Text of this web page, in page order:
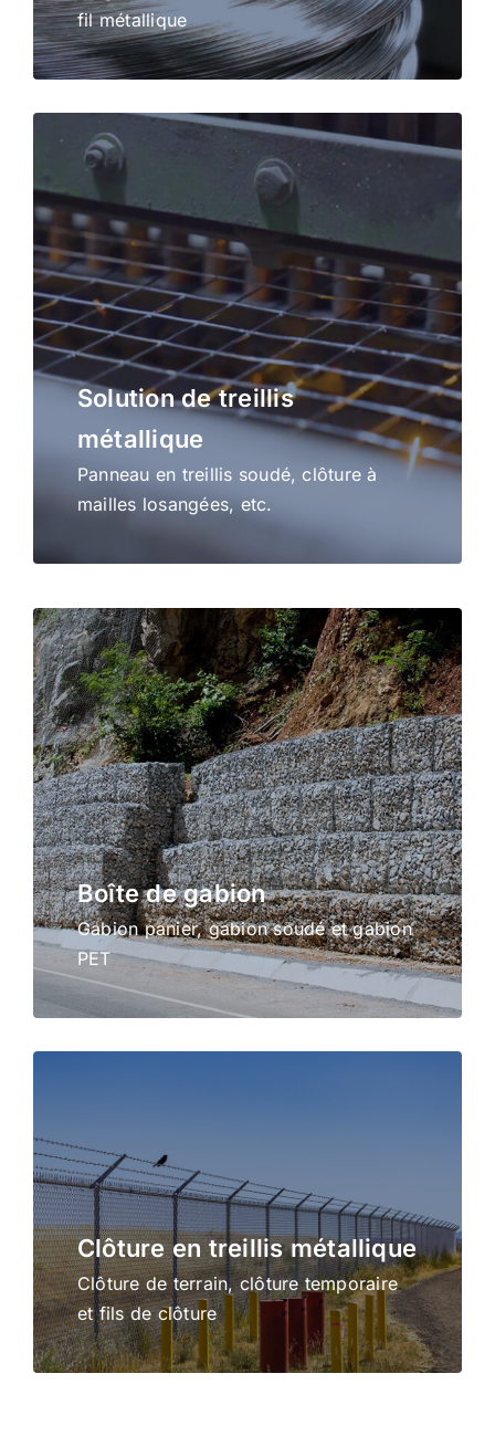
fil métallique
Solution de treillis
métallique
Panneau en treillis soudé, clôture à
mailles losangées, etc.
Boîte de gabion
Gabion panier, gabion soudé et gabion
PET
Clôture en treillis métallique
Clôture de terrain, clôture temporaire
et fils de clôture